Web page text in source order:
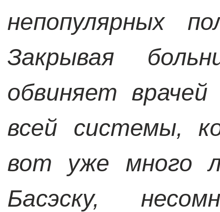
непопулярных
Закрывая
обвиняет
всей системы,
вот уже много
Басэску,